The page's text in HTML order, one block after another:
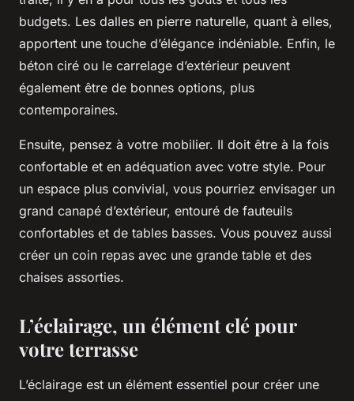
budgets. Les dalles en pierre naturelle, quant à elles,
apportent une touche d’élégance indéniable. Enfin, le
béton ciré ou le carrelage d’extérieur peuvent
également être de bonnes options, plus
contemporaines.
Ensuite, pensez à votre mobilier. Il doit être à la fois
confortable et en adéquation avec votre style. Pour
un espace plus convivial, vous pourriez envisager un
grand canapé d’extérieur, entouré de fauteuils
confortables et de tables basses. Vous pouvez aussi
créer un coin repas avec une grande table et des
chaises assorties.
L’éclairage, un élément clé pour
votre terrasse
L’éclairage est un élément essentiel pour créer une